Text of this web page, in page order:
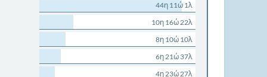
44η 11ώ 1λ
10η 16ώ 22λ
8η 10ώ 10λ
6η 21ώ 37λ
4η 23ώ 27λ